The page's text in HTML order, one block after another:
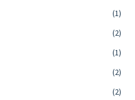
(1)
(2)
(1)
(2)
(2)